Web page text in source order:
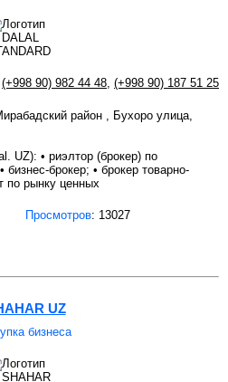
(+998 90) 982 44 48 (+998 90) 187 51 25
район , Бухоро улица,
UZ): • риэлтор (брокер) по
брокер; • брокер товарно-
по рынку ценных
Просмотров: 13027
UZ
бизнеса